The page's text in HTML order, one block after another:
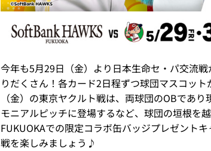
今年も5月29日（金）より日本生命セ・パ交流
りだくさん！各カード2日程ずつ球団マスコッ
（金）の東京ヤクルト戦は、両球団のOBであ
モニアルピッチに登場するなど、球団の垣根を
FUKUOKAでの限定コラボ缶バッジプレゼント
戦を楽しみましょう♪